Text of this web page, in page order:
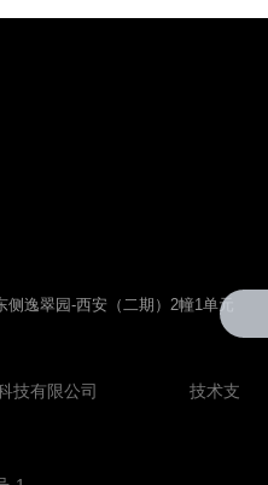
逸翠园-西安（二期）2幢1单元
境科技有限公司 技术支